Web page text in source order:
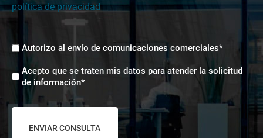
política de privacidad
Envíos
Autorizo al envío de comunicaciones comerciales*
Aceptación
tratamiento
datos
Acepto que se traten mis datos para atender la solicitud
de información*